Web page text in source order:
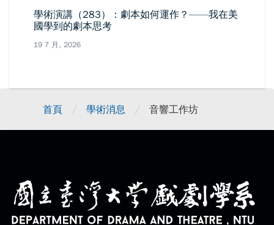
學術演講（283）：劇本如何運作？——我在美
國學到的劇本思考
19 7 月, 2026
首頁 / 學術消息 / 音響工作坊